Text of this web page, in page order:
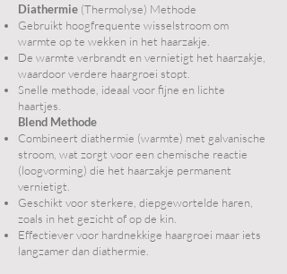
Diathermie (Thermolyse) Methode
Gebruikt hoogfrequente wisselstroom om
warmte op te wekken in het haarzakje.
De warmte verbrandt en vernietigt het haarzakje,
waardoor verdere haargroei stopt.
Snelle methode, ideaal voor fijne en lichte
haartjes.
Blend Methode
Combineert diathermie (warmte) met galvanische
stroom, wat zorgt voor een chemische reactie
(loogvorming) die het haarzakje permanent
vernietigt.
Geschikt voor sterkere, diepgewortelde haren,
zoals in het gezicht of op de kin.
Effectiever voor hardnekkige haargroei maar iets
langzamer dan diathermie.